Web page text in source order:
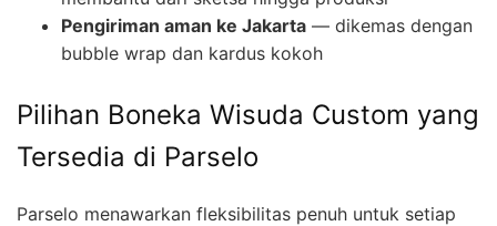
Pengiriman aman ke Jakarta — dikemas dengan
bubble wrap dan kardus kokoh
Pilihan Boneka Wisuda Custom yang
Tersedia di Parselo
Parselo menawarkan fleksibilitas penuh untuk setiap